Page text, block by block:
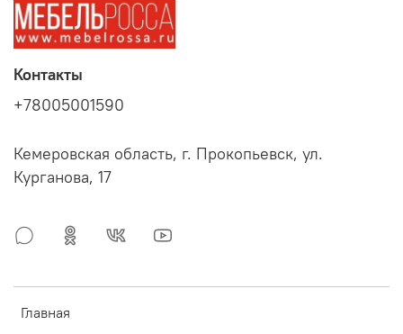
Главная
Контакты
+78005001590
Кемеровская область, г. Прокопьевск, ул.
Курганова, 17